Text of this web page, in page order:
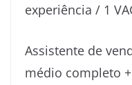
experiência / 1
Assistente de
médio completo